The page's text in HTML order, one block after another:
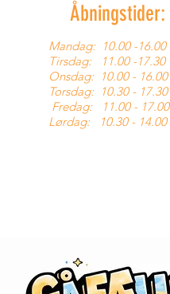
Åbningstider:
Mandag: 10.00 -16.00
Tirsdag:
11.00 -17.30
Onsdag: 10.00 - 16.00
Torsdag: 10.30 - 17.30
Fredag:
11.00 - 17.00
Lørdag:
10.30 - 14.00